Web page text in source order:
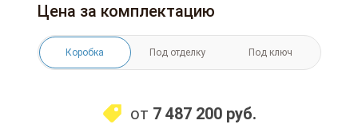
Цена за комплектацию
Коробка Под отделку Под ключ
от 7 487 200 руб.